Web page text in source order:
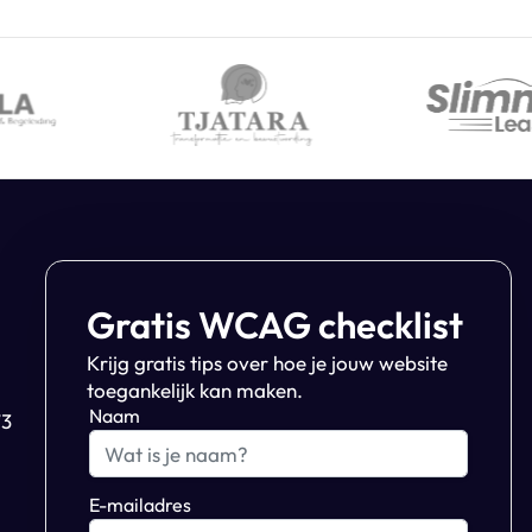
Gratis WCAG checklist
Krijg gratis tips over hoe je jouw website
toegankelijk kan maken.
Naam
E-mailadres